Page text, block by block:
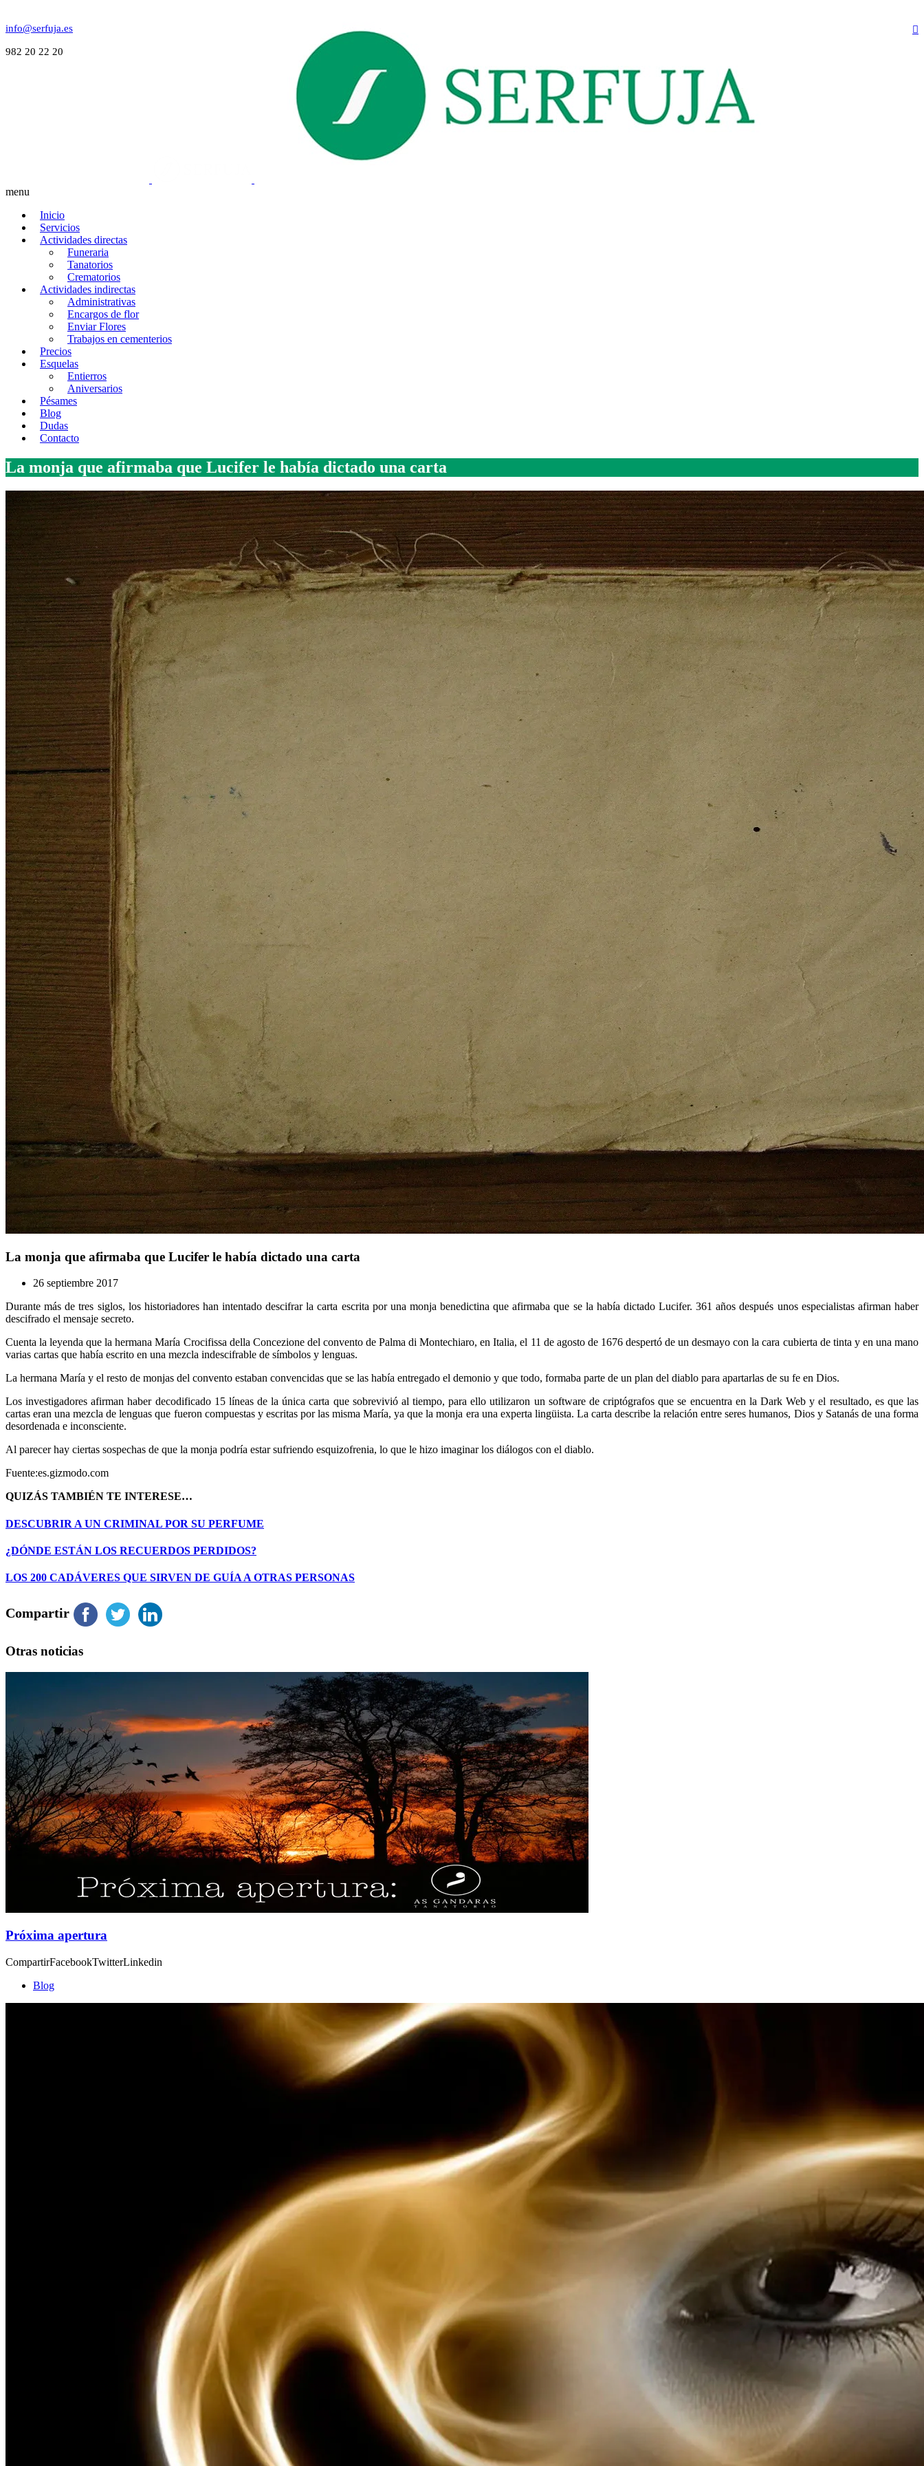
info@serfuja.es
982 20 22 20
menu
Inicio
Servicios
Actividades directas
Funeraria
Tanatorios
Crematorios
Actividades indirectas
Administrativas
Encargos de flor
Enviar Flores
Trabajos en cementerios
Precios
Esquelas
Entierros
Aniversarios
Pésames
Blog
Dudas
Contacto
La monja que afirmaba que Lucifer le había dictado una carta
La monja que afirmaba que Lucifer le había dictado una carta
26 septiembre 2017
Durante más de tres siglos, los historiadores han intentado descifrar la carta escrita por una monja benedictina que afirmaba que se la había dictado Lucifer. 361 años después unos especialistas afirman haber
descifrado el mensaje secreto.
Cuenta la leyenda que la hermana María Crocifissa della Concezione del convento de Palma di Montechiaro, en Italia, el 11 de agosto de 1676 despertó de un desmayo con la cara cubierta de tinta y en una mano
varias cartas que había escrito en una mezcla indescifrable de símbolos y lenguas.
La hermana María y el resto de monjas del convento estaban convencidas que se las había entregado el demonio y que todo, formaba parte de un plan del diablo para apartarlas de su fe en Dios.
Los investigadores afirman haber decodificado 15 líneas de la única carta que sobrevivió al tiempo, para ello utilizaron un software de criptógrafos que se encuentra en la Dark Web y el resultado, es que las
cartas eran una mezcla de lenguas que fueron compuestas y escritas por las misma María, ya que la monja era una experta lingüista. La carta describe la relación entre seres humanos, Dios y Satanás de una forma
desordenada e inconsciente.
Al parecer hay ciertas sospechas de que la monja podría estar sufriendo esquizofrenia, lo que le hizo imaginar los diálogos con el diablo.
Fuente:es.gizmodo.com
QUIZÁS TAMBIÉN TE INTERESE…
DESCUBRIR A UN CRIMINAL POR SU PERFUME
¿DÓNDE ESTÁN LOS RECUERDOS PERDIDOS?
LOS 200 CADÁVERES QUE SIRVEN DE GUÍA A OTRAS PERSONAS
Compartir
Otras noticias
Próxima apertura
CompartirFacebookTwitterLinkedin
Blog